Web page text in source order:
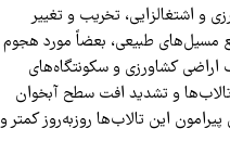
اشتغالزایی، تخریب و تغییر
مسیل‌های طبیعی، بعضاً مورد هجوم
۱۳۹۸ در استان لرستان و تخریب اراضی کشاورزی و سکونتگاه‌های
و تشدید افت سطح آبخوان‌
این تالاب‌ها روزبه‌روز کمتر و